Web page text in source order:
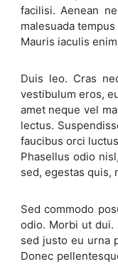
facilisi. Aenean
malesuada
Mauris iaculis
Duis leo. Cras
vestibulum eros,
amet neque vel
lectus.
faucibus orci
Phasellus odio
sed, egestas quis,
Sed commodo
odio. Morbi ut dui.
sed justo eu urna
Donec